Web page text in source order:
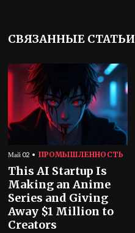
СВЯЗАННЫЕ СТАТЬИ
Май 02 ПРОМЫШЛЕННОСТЬ
This AI Startup Is
Making an Anime
Series and Giving
Away $1 Million to
Creators